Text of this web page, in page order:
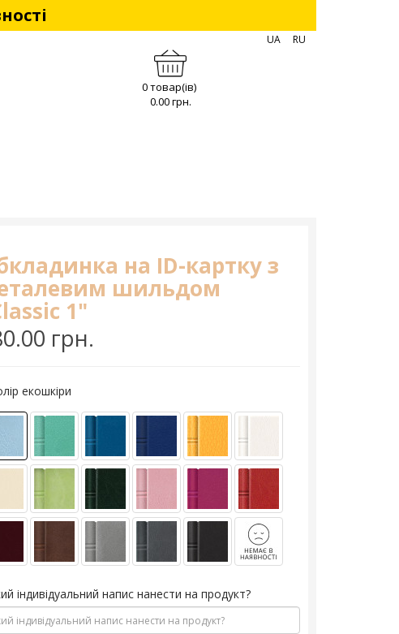
0 товар(ів)
0.00 грн.
UA RU
на ID-картку з
шильдом
1"
грн.
екошкіри
індивідуальний напис нанести на продукт?